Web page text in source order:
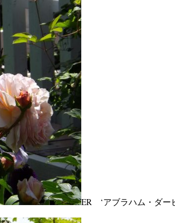
ER ‘アブラハム・ダ